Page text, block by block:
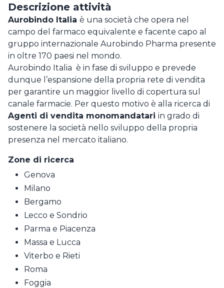
Resta connesso
LOGIN
Hai dimenticato la password ?
Non sei ancora registrato?
REGISTRATI COME AZIENDA
REGISTRATI COME CANDIDATO
Descrizione attività
Aurobindo Italia è una società che opera nel
campo del farmaco equivalente e facente capo al
gruppo internazionale Aurobindo Pharma presente
in oltre 170 paesi nel mondo.
Aurobindo Italia è in fase di sviluppo e prevede
dunque l’espansione della propria rete di vendita
per garantire un maggior livello di copertura sul
canale farmacie. Per questo motivo è alla ricerca di
Agenti di vendita monomandatari in grado di
sostenere la società nello sviluppo della propria
presenza nel mercato italiano.
Zone di ricerca
Genova
Milano
Bergamo
Lecco e Sondrio
Parma e Piacenza
Massa e Lucca
Viterbo e Rieti
Roma
Foggia
Accetto la privacy policy
ISCRIVITI